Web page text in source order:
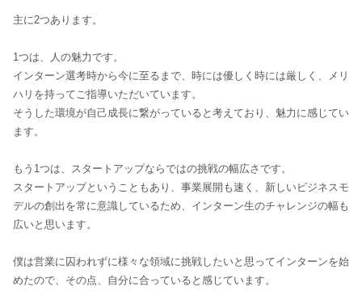
主に2つあります。
1つは、人の魅力です。
インターン選考時から今に至るまで、時には優しく時には厳しく、メリ
ハリを持ってご指導いただいています。
そうした環境が自己成長に繋がっていると考えており、魅力に感じてい
ます。
もう1つは、スタートアップならではの挑戦の幅広さです。
スタートアップということもあり、事業展開も速く、新しいビジネスモ
デルの創出を常に意識しているため、インターン生のチャレンジの幅も
広いと思います。
僕は営業に囚われずに様々な領域に挑戦したいと思ってインターンを始
めたので、その点、自分に合っていると感じています。